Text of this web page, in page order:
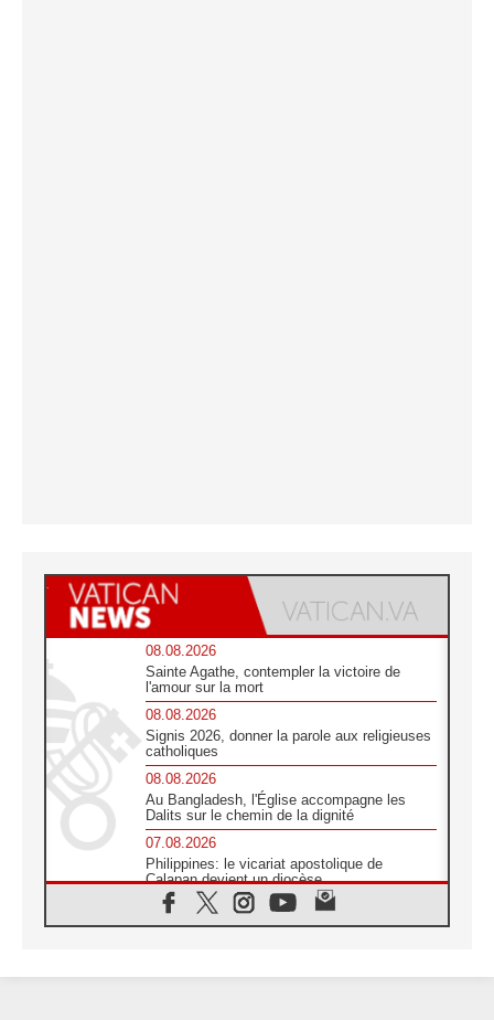
08.08.2026
Sainte Agathe, contempler la victoire de
l'amour sur la mort
08.08.2026
Signis 2026, donner la parole aux religieuses
catholiques
08.08.2026
Au Bangladesh, l'Église accompagne les
Dalits sur le chemin de la dignité
07.08.2026
Philippines: le vicariat apostolique de
Calapan devient un diocèse
07.08.2026
Congo-Brazzaville : le 15 août, entre